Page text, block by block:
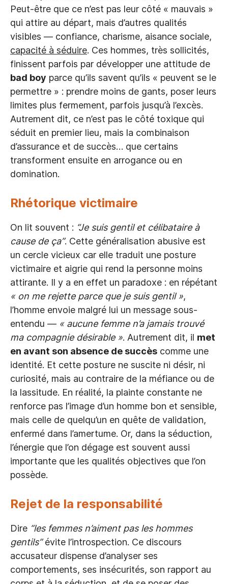
Peut-être que ce n’est pas leur côté « mauvais »
qui attire au départ, mais d’autres qualités
visibles — confiance, charisme, aisance sociale,
capacité à séduire. Ces hommes, très sollicités,
finissent parfois par développer une attitude de
bad boy parce qu’ils savent qu’ils « peuvent se le
permettre » : prendre moins de gants, poser leurs
limites plus fermement, parfois jusqu’à l’excès.
Autrement dit, ce n’est pas le côté toxique qui
séduit en premier lieu, mais la combinaison
d’assurance et de succès… que certains
transforment ensuite en arrogance ou en
domination.
Rhétorique victimaire
On lit souvent : “Je suis gentil et célibataire à
cause de ça”. Cette généralisation abusive est
un cercle vicieux car elle traduit une posture
victimaire et aigrie qui rend la personne moins
attirante. Il y a en effet un paradoxe : en répétant
« on me rejette parce que je suis gentil »,
l’homme envoie malgré lui un message sous-
entendu — « aucune femme n’a jamais trouvé
ma compagnie désirable ». Autrement dit, il met
en avant son absence de succès comme une
identité. Et cette posture ne suscite ni désir, ni
curiosité, mais au contraire de la méfiance ou de
la lassitude. En réalité, la plainte constante ne
renforce pas l’image d’un homme bon et sensible,
mais celle de quelqu’un en quête de validation,
enfermé dans l’amertume. Or, dans la séduction,
l’énergie que l’on dégage est souvent aussi
importante que les qualités objectives que l’on
possède.
Rejet de la responsabilité
Dire “les femmes n’aiment pas les hommes
gentils”évite l’introspection. Ce discours
accusateur dispense d’analyser ses
comportements, ses insécurités, son rapport au